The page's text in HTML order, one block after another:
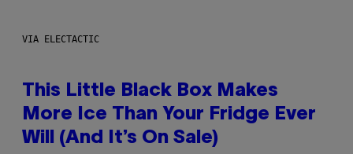
VIA ELECTACTIC
This Little Black Box Makes
More Ice Than Your Fridge Ever
Will (And It’s On Sale)